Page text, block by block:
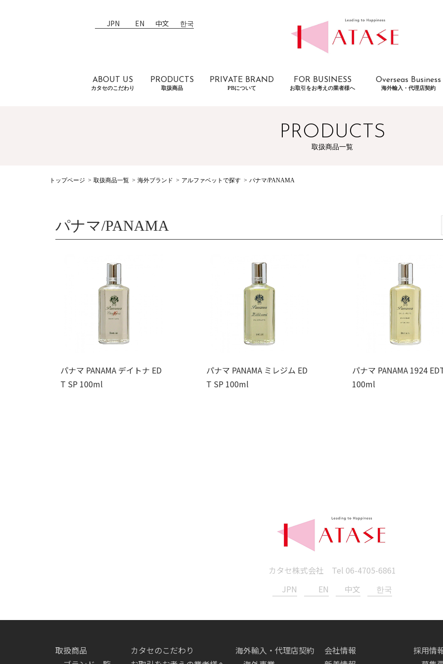
JPN EN 中文 한국
ABOUT US
カタセのこだわり
PRODUCTS
取扱商品
PRIVATE BRAND
PBについて
FOR BUSINESS
お取引をお考えの業者様へ
Overseas Business
海外輸入・代理店契約
PRODUCTS
取扱商品一覧
トップページ 取扱商品一覧 海外ブランド アルファベットで探す パナマ/PANAMA
パナマ/PANAMA
パナマ PANAMA デイトナ ED
T SP 100ml
パナマ PANAMA ミレジム ED
T SP 100ml
パナマ PANAMA 1924
100ml
カタセ株式会社 Tel 06-4705-6861
JPN
EN 中文 한국
取扱商品
カタセのこだわり
海外輸入・代理店契約
会社情報
採用情